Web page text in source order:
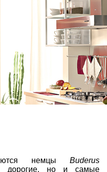
немцы Buderus
но и самые